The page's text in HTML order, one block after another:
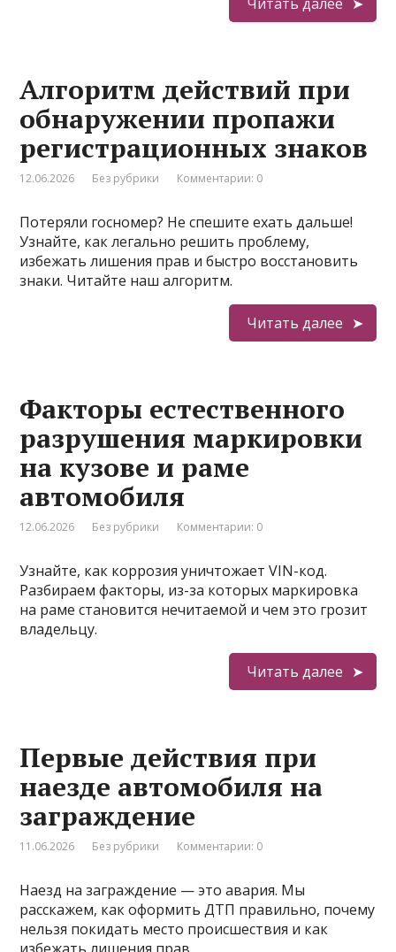
Алгоритм действий при
обнаружении пропажи
регистрационных знаков
12.06.2026 Без рубрики Комментарии: 0
Потеряли госномер? Не спешите ехать дальше!
Узнайте, как легально решить проблему,
избежать лишения прав и быстро восстановить
знаки. Читайте наш алгоритм.
Читать далее
Факторы естественного
разрушения маркировки
на кузове и раме
автомобиля
12.06.2026 Без рубрики Комментарии: 0
Узнайте, как коррозия уничтожает VIN-код.
Разбираем факторы, из-за которых маркировка
на раме становится нечитаемой и чем это грозит
владельцу.
Читать далее
Первые действия при
наезде автомобиля на
заграждение
11.06.2026 Без рубрики Комментарии: 0
Наезд на заграждение — это авария. Мы
расскажем, как оформить ДТП правильно, почему
нельзя покидать место происшествия и как